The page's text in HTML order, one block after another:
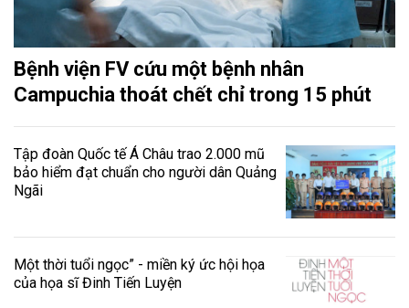
Bệnh viện FV cứu một bệnh nhân
Campuchia thoát chết chỉ trong 15 phút
Tập đoàn Quốc tế Á Châu trao 2.000 mũ
bảo hiểm đạt chuẩn cho người dân Quảng
Ngãi
Một thời tuổi ngọc” - miền ký ức hội họa
của họa sĩ Đinh Tiến Luyện